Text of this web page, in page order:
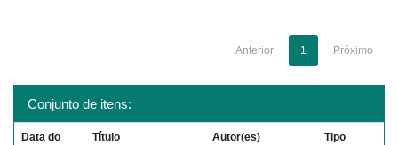
Anterior 1 Próximo
Conjunto de itens:
Data do
Título Autor(es) Tipo